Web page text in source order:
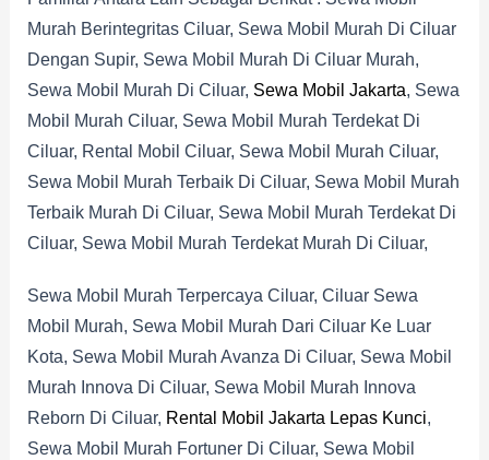
Murah Berintegritas Ciluar, Sewa Mobil Murah Di Ciluar
Dengan Supir, Sewa Mobil Murah Di Ciluar Murah,
Sewa Mobil Murah Di Ciluar, Sewa Mobil Jakarta, Sewa
Mobil Murah Ciluar, Sewa Mobil Murah Terdekat Di
Ciluar, Rental Mobil Ciluar, Sewa Mobil Murah Ciluar,
Sewa Mobil Murah Terbaik Di Ciluar, Sewa Mobil Murah
Terbaik Murah Di Ciluar, Sewa Mobil Murah Terdekat Di
Ciluar, Sewa Mobil Murah Terdekat Murah Di Ciluar,
Sewa Mobil Murah Terpercaya Ciluar, Ciluar Sewa
Mobil Murah, Sewa Mobil Murah Dari Ciluar Ke Luar
Kota, Sewa Mobil Murah Avanza Di Ciluar, Sewa Mobil
Murah Innova Di Ciluar, Sewa Mobil Murah Innova
Reborn Di Ciluar, Rental Mobil Jakarta Lepas Kunci,
Sewa Mobil Murah Fortuner Di Ciluar, Sewa Mobil